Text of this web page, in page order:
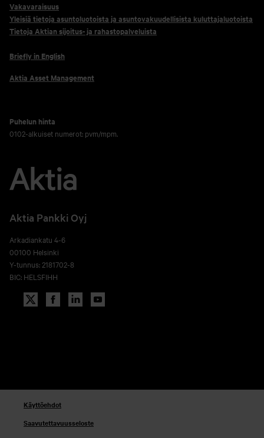
Vakavaraisuus
Yleisiä tietoja asuntoluotoista ja asuntovakuudellisista kuluttajaluotoista
Tietoja Aktian sijoitus- ja rahastopalveluista
Briefly in English
Aktia Asset Management
Puhelun hinta
0102-alkuiset numerot: pvm/mpm.
Aktia Pankki Oyj
Arkadiankatu 4-6
00100 Helsinki
Y-tunnus: 2181702-8
BIC: HELSFIHH
Käyttöehdot
Saavutettavuusseloste